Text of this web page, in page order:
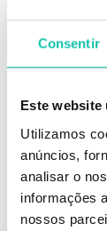
Consentir
Este
Utilizamos
anúncios,
analisar o
informações
nossos
Andreia Makeup
Altamente
Gel 3 em 1 com
Cores intensas e
3 tons disponíveis
STOCK-OFF
Os produtos
o desperdício
nosso planeta.